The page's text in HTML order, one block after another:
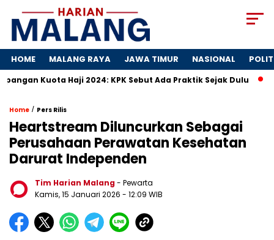
HOME MALANG RAYA JAWA TIMUR NASIONAL
Haji 2024: KPK Sebut Ada Praktik Sejak Dulu Dosa-
Home / Pers Rilis
Heartstream Diluncurkan Sebagai
Perusahaan Perawatan Kesehatan
Darurat Independen
Tim Harian Malang- Pewarta
Kamis, 15 Januari 2026 - 12:09 WIB